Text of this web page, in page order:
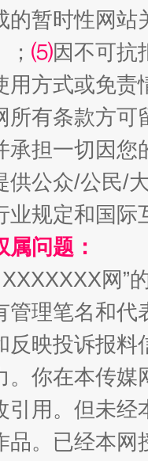
场
规模
的暂时性网
⑸因不可抗
用方式或免责
所有条款方
承担一切因
供公众/公民/
业规定和国
问题：
网”
管理笔名和
反映投诉报
。你在本传
引用。但未
品。已经本